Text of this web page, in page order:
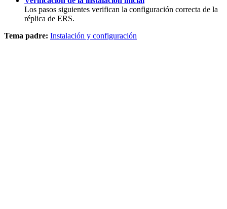
Los pasos siguientes verifican la configuración correcta de la
réplica de ERS.
Tema padre: Instalación y configuración